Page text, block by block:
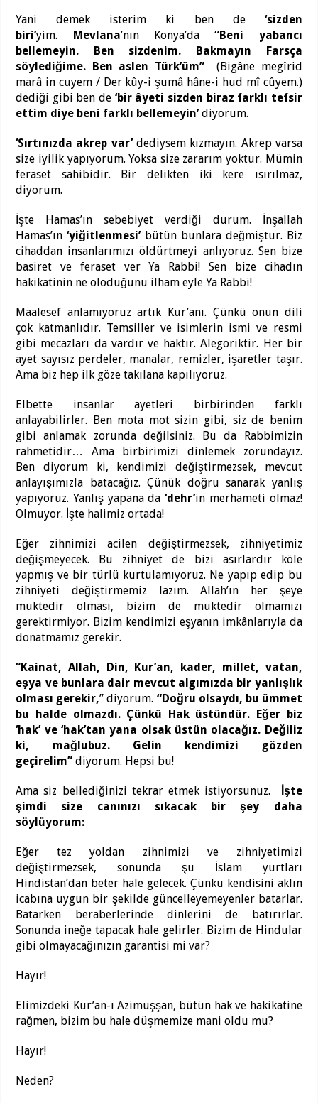
Yani demek isterim ki ben de ‘sizden
biri’yim. Mevlana’nın Konya’da“Beni yabancı
bellemeyin. Ben sizdenim. Bakmayın Farsça
söylediğime. Ben aslen Türk’üm” (Bigâne megîrid
marâ in cuyem / Der kûy-i şumâ hâne-i hud mî cûyem.)
dediği gibi ben de ‘bir âyeti sizden biraz farklı tefsir
ettim diye beni farklı bellemeyin’diyorum.
‘Sırtınızda akrep var’ dediysem kızmayın. Akrep varsa
size iyilik yapıyorum. Yoksa size zararım yoktur. Mümin
feraset sahibidir. Bir delikten iki kere ısırılmaz,
diyorum.
İşte Hamas’ın sebebiyet verdiği durum. İnşallah
Hamas’ın‘yiğitlenmesi’bütün bunlara değmiştur. Biz
cihaddan insanlarımızı öldürtmeyi anlıyoruz. Sen bize
basiret ve feraset ver Ya Rabbi! Sen bize cihadın
hakikatinin ne oloduğunu ilham eyle Ya Rabbi!
Maalesef anlamıyoruz artık Kur’anı. Çünkü onun dili
çok katmanlıdır. Temsiller ve isimlerin ismi ve resmi
gibi mecazları da vardır ve haktır. Alegoriktir. Her bir
ayet sayısız perdeler, manalar, remizler, işaretler taşır.
Ama biz hep ilk göze takılana kapılıyoruz.
Elbette insanlar ayetleri birbirinden farklı
anlayabilirler. Ben mota mot sizin gibi, siz de benim
gibi anlamak zorunda değilsiniz. Bu da Rabbimizin
rahmetidir… Ama birbirimizi dinlemek zorundayız.
Ben diyorum ki, kendimizi değiştirmezsek, mevcut
anlayışımızla batacağız. Çünük doğru sanarak yanlış
yapıyoruz. Yanlış yapana da‘dehr’in merhameti olmaz!
Olmuyor. İşte halimiz ortada!
Eğer zihnimizi acilen değiştirmezsek, zihniyetimiz
değişmeyecek. Bu zihniyet de bizi asırlardır köle
yapmış ve bir türlü kurtulamıyoruz. Ne yapıp edip bu
zihniyeti değiştirmemiz lazım. Allah’ın her şeye
muktedir olması, bizim de muktedir olmamızı
gerektirmiyor. Bizim kendimizi eşyanın imkânlarıyla da
donatmamız gerekir.
“Kainat, Allah, Din, Kur’an, kader, millet, vatan,
eşya ve bunlara dair mevcut algımızda bir yanlışlık
olması gerekir,” diyorum. “Doğru olsaydı, bu ümmet
bu halde olmazdı. Çünkü Hak üstündür. Eğer biz
‘hak’ ve ‘hak’tan yana olsak üstün olacağız. Değiliz
ki, mağlubuz. Gelin kendimizi gözden
geçirelim” diyorum. Hepsi bu!
Ama siz bellediğinizi tekrar etmek istiyorsunuz. İşte
şimdi size canınızı sıkacak bir şey daha
söylüyorum:
Eğer tez yoldan zihnimizi ve zihniyetimizi
değiştirmezsek, sonunda şu İslam yurtları
Hindistan’dan beter hale gelecek. Çünkü kendisini aklın
icabına uygun bir şekilde güncelleyemeyenler batarlar.
Batarken beraberlerinde dinlerini de batırırlar.
Sonunda ineğe tapacak hale gelirler. Bizim de Hindular
gibi olmayacağınızın garantisi mi var?
Hayır!
Elimizdeki Kur’an-ı Azimuşşan, bütün hak ve hakikatine
rağmen, bizim bu hale düşmemize mani oldu mu?
Hayır!
Neden?